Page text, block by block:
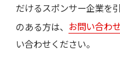
だけるスポンサー企業を
のある方は、 お問い合わ
い合わせください。